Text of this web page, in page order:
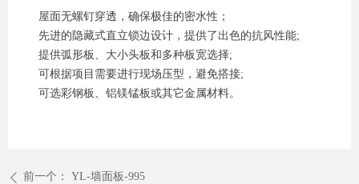
ꄴ 前一个： YL-墙面板-995
屋面无螺钉穿透，确保极佳的密水性；
先进的隐藏式直立锁边设计，提供了出色的抗风性能;
提供弧形板、大小头板和多种板宽选择;
可根据项目需要进行现场压型，避免搭接;
可选彩钢板、铝镁锰板或其它金属材料。